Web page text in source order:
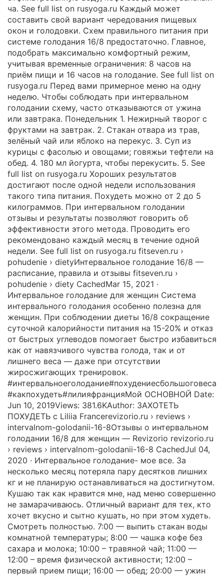
ча. See full list on rusyoga.ru Каждый может
составить свой вариант чередования пищевых
окон и голодовки. Схем правильного питания при
системе голодания 16/8 предостаточно. Главное,
подобрать максимально комфортный режим,
учитывая временные ограничения: 8 часов на
приём пищи и 16 часов на голодание. See full list on
rusyoga.ru Перед вами примерное меню на одну
неделю. Чтобы соблюдать при интервальном
голодании схему, часто отказываются от ужина
или завтрака. Понедельник 1. Нежирный творог с
фруктами на завтрак. 2. Стакан отвара из трав,
зелёный чай или яблоко на перекус. 3. Суп из
курицы с фасолью и овощами; говяжьи тефтели на
обед. 4. 180 мл йогурта, чтобы перекусить. 5. See
full list on rusyoga.ru Хороших результатов
достигают после одной недели использования
такого типа питания. Похудеть можно от 2 до 5
килограммов. При интервальном голодании
отзывы и результаты позволяют говорить об
эффективности этого метода. Проводить его
рекомендовано каждый месяц в течение одной
недели. See full list on rusyoga.ru fitseven.ru ›
pohudenie › dietyИнтервальное голодание 16/8 —
расписание, правила и отзывы fitseven.ru ›
pohudenie › diety CachedMar 15, 2021 ·
Интервальное голодание для женщин Система
интервального голодания особенно полезна для
женщин. При соблюдении диеты 16/8 сокращение
суточной калорийности питания на 15-20% и отказ
от быстрых углеводов помогает быстро избавиться
как от навязчивого чувства голода, так и от
лишнего веса — даже при отсутствии
жиросжигающих тренировок.
#интервальноеголодание#похудениесбольшоговеса
#какпохудеть#лилияфранцияМой ОСНОВНОЙ Date:
Jun 10, 2019Views: 381.6KAuthor: ЗАХОТЕТЬ
ПОХУДЕТЬ с Liliia Francerevizorio.ru › reviews ›
intervalnom-golodanii-16-8Отзывы о интервальном
голодании 16/8 для женщин — Revizorio revizorio.ru
› reviews › intervalnom-golodanii-16-8 CachedJul 04,
2020 · Интервальное голодание- мое все. За
несколько месяц потеряла пару десятков лишних
кг и не планирую останавливаться на достигнутом.
Кушаю так как нравится мне, над меню совершенно
не замарачиваюсь. Отличный вариант для тех, кто
хочет вкусно и сытно кушать, но при этом худеть.
Смотреть полностью. 7:00 — выпить стакан воды
комнатной температуры; 8:00 — чашка кофе без
сахара и молока; 10:00 – травяной чай; 11:00 —
12:00 – время физической активности; 12:00 –
первый прием пищи; 16:00 — обед; 20:00 — ужин